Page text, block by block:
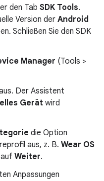
den Tab SDK Tools.
Version der Android
Schließen Sie den SDK
Manager (Tools >
Der Assistent
Gerät wird
die Option
aus, z. B. Wear OS
Weiter.
Anpassungen